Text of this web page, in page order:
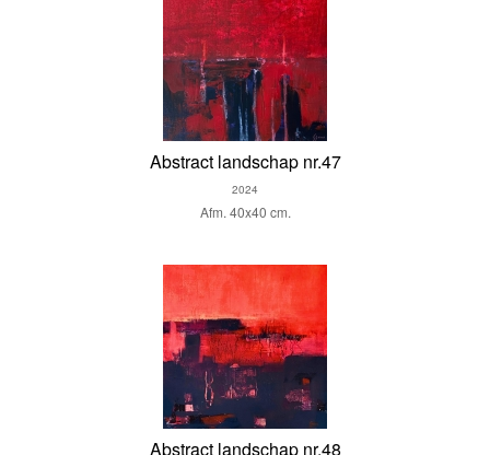
Abstract landschap nr.47
2024
Afm. 40x40 cm.
Abstract landschap nr.48